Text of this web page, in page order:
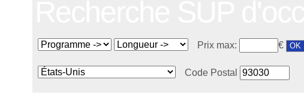
Prix max: €
Code Postal